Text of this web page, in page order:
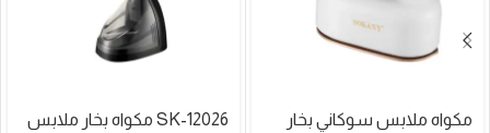
مكواه ملابس سوكاني بخار
SK-12026 مكواه بخار ملابس